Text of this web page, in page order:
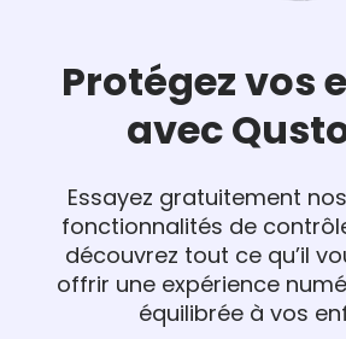
Protégez vos
avec
Essayez gratuitement
fonctionnalités de
découvrez tout ce qu’il
offrir une expérience
équilibrée à vos